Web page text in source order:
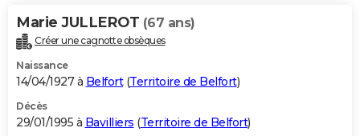
Marie JULLEROT (67 ans)
Créer une cagnotte obsèques
Naissance
14/04/1927 à Belfort(Territoire de Belfort)
Décès
29/01/1995 à Bavilliers (Territoire de Belfort)